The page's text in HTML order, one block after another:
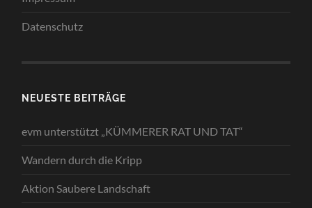
Datenschutz
NEUESTE BEITRÄGE
evm unterstützt „KÜMMERER RAT UND TAT“
Wandern durch die Kripp
Aktion Saubere Landschaft